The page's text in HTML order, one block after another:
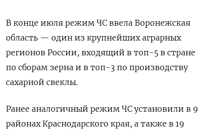
В конце июля режим ЧС ввела Воронежская
область — один из крупнейших аграрных
регионов России, входящий в топ-5 в стране
по сборам зерна и в топ-3 по производству
сахарной свеклы.
Ранее аналогичный режим ЧС установили в 9
районах Краснодарского края, а также в 19